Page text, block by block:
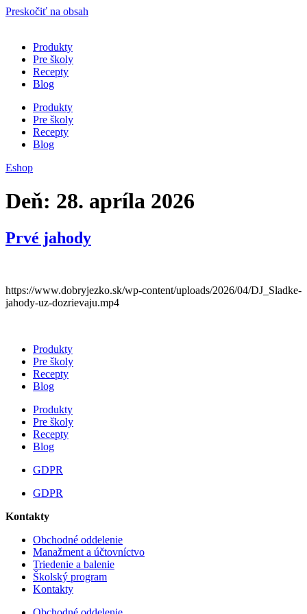
Preskočiť na obsah
Produkty
Pre školy
Recepty
Blog
Produkty
Pre školy
Recepty
Blog
Eshop
Deň: 28. apríla 2026
Prvé jahody
https://www.dobryjezko.sk/wp-content/uploads/2026/04/DJ_Sladke-
jahody-uz-dozrievaju.mp4
Produkty
Pre školy
Recepty
Blog
Produkty
Pre školy
Recepty
Blog
GDPR
GDPR
Kontakty
Obchodné oddelenie
Manažment a účtovníctvo
Triedenie a balenie
Školský program
Kontakty